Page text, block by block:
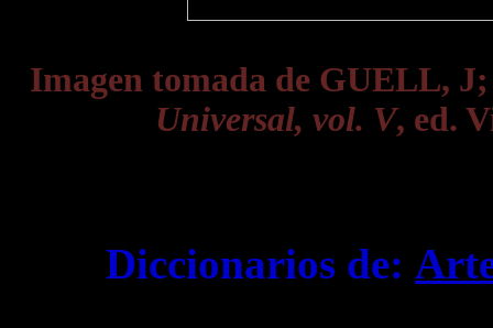
Imagen tomada de GUELL,
Universal, vol. V, ed.
Diccionarios de: